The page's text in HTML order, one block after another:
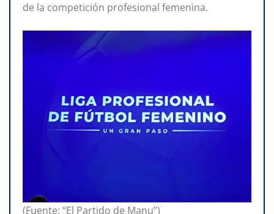
de la competición profesional femenina.
(Fuente: “El Partido de Manu”)